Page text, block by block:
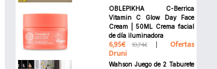
OBLEPIKHA C-Berrica
Vitamin C Glow Day Face
Cream | 50ML Crema facial
de día iluminadora
6,95€ 10,74€ Ofertas
Druni
Wahson Juego de 2 Taburete